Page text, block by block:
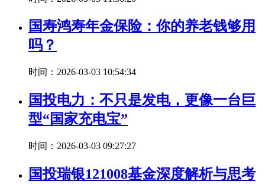
国寿鸿寿年金保险：你的养老钱够用
吗？
时间：2026-03-03 10:54:34
国投电力：不只是发电，更像一台巨
型“国家充电宝”
时间：2026-03-03 09:27:27
国投瑞银121008基金深度解析与思考